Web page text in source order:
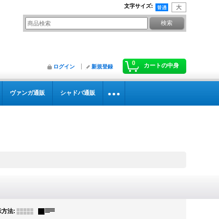
文字サイズ:
0 カートの中身
ログイン 新規登録
ヴァンガ通販 シャドバ通販
方法: